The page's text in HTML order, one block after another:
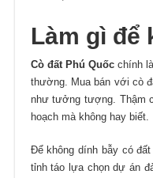
Làm gì để
Cò đất Phú Quốc chính
thường. Mua bán với cò
như tưởng tượng. Thậm
hoạch mà không hay biết.
Để không dính bẫy có
tỉnh táo lựa chọn dự án